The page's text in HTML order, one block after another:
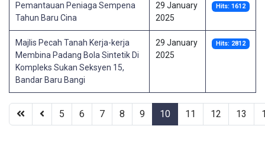
Pemantauan Peniaga Sempena
Tahun Baru Cina
29 January
2025
Hits: 1612
Majlis Pecah Tanah Kerja-kerja
Membina Padang Bola Sintetik Di
Kompleks Sukan Seksyen 15,
Bandar Baru Bangi
29 January
2025
Hits: 2812
5 6 7 8 9 10 11 12 13